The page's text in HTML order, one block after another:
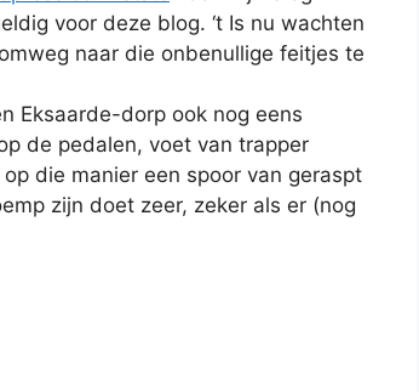
voor deze blog. ‘t Is nu wachten
naar die onbenullige feitjes te
Eksaarde-dorp ook nog eens
de pedalen, voet van trapper
die manier een spoor van geraspt
zijn doet zeer, zeker als er (nog